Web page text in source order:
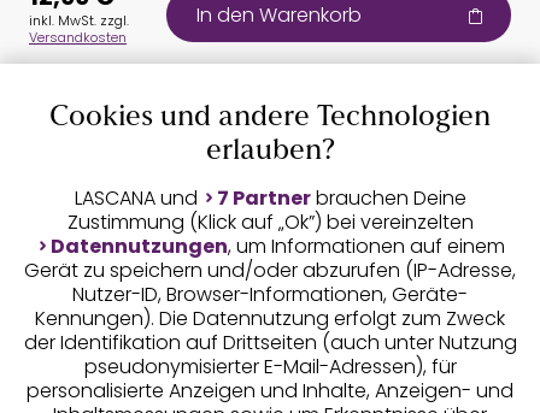
Auszeichnungen
Geprüfte Sicherheit
inkl. MwSt. zzgl.
Versandkosten
In den Warenkorb
Cookies und andere Technologien
erlauben?
LASCANA und 7 Partnerbrauchen Deine
Zustimmung (Klick auf „Ok”) bei vereinzelten
Datennutzungen, um Informationen auf einem
Gerät zu speichern und/oder abzurufen (IP-Adresse,
Nutzer-ID, Browser-Informationen, Geräte-
Kennungen). Die Datennutzung erfolgt zum Zweck
der Identifikation auf Drittseiten (auch unter Nutzung
pseudonymisierter E-Mail-Adressen), für
personalisierte Anzeigen und Inhalte, Anzeigen- und